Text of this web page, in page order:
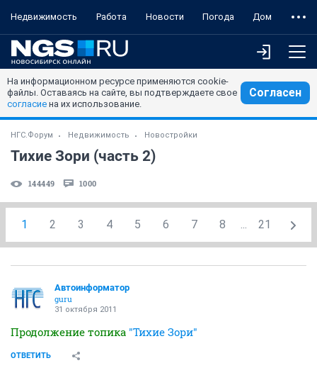
Недвижимость Работа Новости Погода Дом
На информационном ресурсе применяются cookie-
файлы. Оставаясь на сайте, вы подтверждаете свое
согласие на их использование.
Согласен
НГС.Форум Недвижимость Новостройки
Тихие Зори (часть 2)
144449 1000
1 2 3 4 5 6 7 8 ... 21
Автоинформатор
guru
31 октября 2011
Продолжение топика "Тихие Зори"
ОТВЕТИТЬ